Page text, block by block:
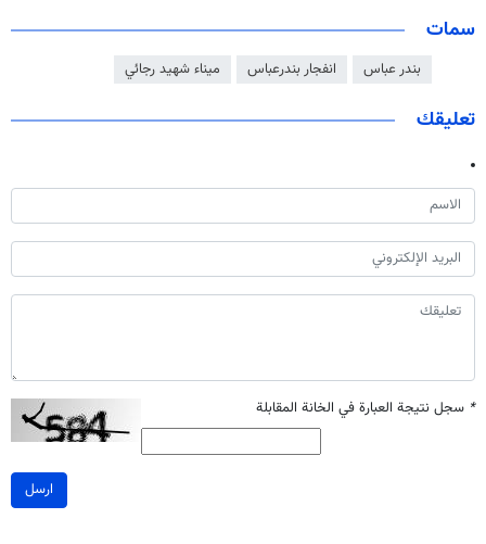
سمات
بندر عباس انفجار بندرعباس ميناء شهيد رجائي
تعليقك
* سجل نتيجة العبارة في الخانة المقابلة
ارسل